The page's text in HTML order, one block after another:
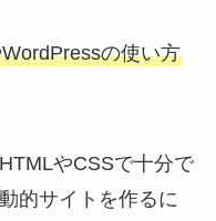
の使い方
やCSSで十分で
的サイトを作るに